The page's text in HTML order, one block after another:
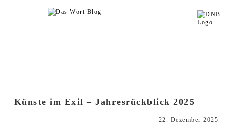
Künste im Exil – Jahresrückblick 2025
22. Dezember 2025